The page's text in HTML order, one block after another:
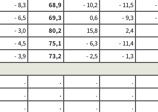
- 8,3 68,9 - 10,2 - 11,5
- 6,5 69,3 0,6 - 9,3
- 3,0 80,2 15,8 2,4
- 4,5 75,1 - 6,3 - 11,4
- 3,9 73,2 - 2,5 - 1,3
. . . .
. . . .
. . . .